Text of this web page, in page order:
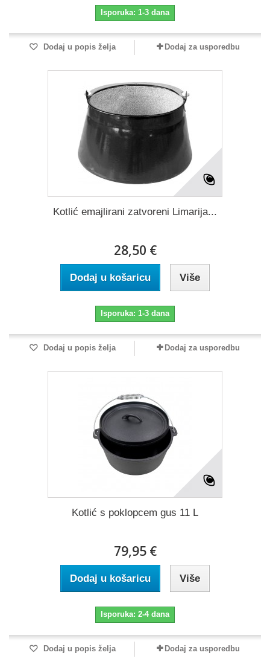
Isporuka: 1-3 dana
Dodaj u popis želja Dodaj za usporedbu
Kotlić emajlirani zatvoreni Limarija...
28,50 €
Dodaj u košaricu Više
Isporuka: 1-3 dana
Dodaj u popis želja Dodaj za usporedbu
Kotlić s poklopcem gus 11 L
79,95 €
Dodaj u košaricu Više
Isporuka: 2-4 dana
Dodaj u popis želja Dodaj za usporedbu